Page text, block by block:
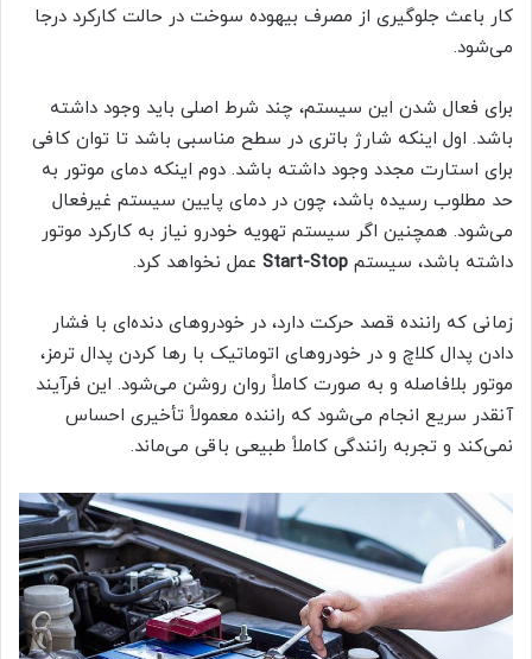
کار باعث جلوگیری از مصرف بیهوده سوخت در حالت کارکرد درجا
می‌شود.
برای فعال شدن این سیستم، چند شرط اصلی باید وجود داشته
باشد. اول اینکه شارژ باتری در سطح مناسبی باشد تا توان کافی
برای استارت مجدد وجود داشته باشد. دوم اینکه دمای موتور به
حد مطلوب رسیده باشد، چون در دمای پایین سیستم غیرفعال
می‌شود. همچنین اگر سیستم تهویه خودرو نیاز به کارکرد موتور
داشته باشد، سیستم Start-Stop عمل نخواهد کرد.
زمانی که راننده قصد حرکت دارد، در خودروهای دنده‌ای با فشار
دادن پدال کلاچ و در خودروهای اتوماتیک با رها کردن پدال ترمز،
موتور بلافاصله و به صورت کاملاً روان روشن می‌شود. این فرآیند
آنقدر سریع انجام می‌شود که راننده معمولاً تأخیری احساس
نمی‌کند و تجربه رانندگی کاملاً طبیعی باقی می‌ماند.